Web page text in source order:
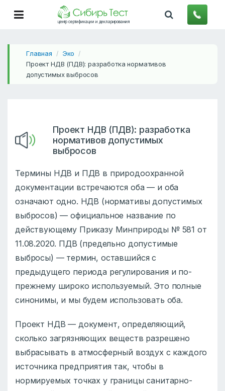
центр сертификации и декларирования
Главная / Эко /
Проект НДВ (ПДВ): разработка нормативов
допустимых выбросов
Проект НДВ (ПДВ): разработка
нормативов допустимых
выбросов
Термины НДВ и ПДВ в природоохранной
документации встречаются оба — и оба
означают одно. НДВ (нормативы допустимых
выбросов) — официальное название по
действующему Приказу Минприроды № 581 от
11.08.2020. ПДВ (предельно допустимые
выбросы) — термин, оставшийся с
предыдущего периода регулирования и по-
прежнему широко используемый. Это полные
синонимы, и мы будем использовать оба.
Проект НДВ — документ, определяющий,
сколько загрязняющих веществ разрешено
выбрасывать в атмосферный воздух с каждого
источника предприятия так, чтобы в
нормируемых точках у границы санитарно-